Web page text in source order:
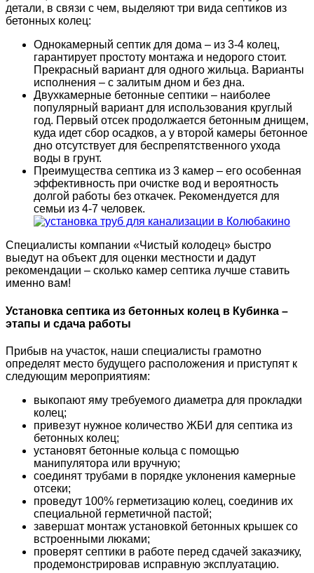
детали, в связи с чем, выделяют три вида септиков из
бетонных колец:
Однокамерный септик для дома – из 3-4 колец,
гарантирует простоту монтажа и недорого стоит.
Прекрасный вариант для одного жильца. Варианты
исполнения – с залитым дном и без дна.
Двухкамерные бетонные септики – наиболее
популярный вариант для использования круглый
год. Первый отсек продолжается бетонным днищем,
куда идет сбор осадков, а у второй камеры бетонное
дно отсутствует для беспрепятственного ухода
воды в грунт.
Преимущества септика из 3 камер – его особенная
эффективность при очистке вод и вероятность
долгой работы без откачек. Рекомендуется для
семьи из 4-7 человек.
Специалисты компании «Чистый колодец» быстро
выедут на объект для оценки местности и дадут
рекомендации – сколько камер септика лучше ставить
именно вам!
Установка септика из бетонных колец в Кубинка –
этапы и сдача работы
Прибыв на участок, наши специалисты грамотно
определят место будущего расположения и приступят к
следующим мероприятиям:
выкопают яму требуемого диаметра для прокладки
колец;
привезут нужное количество ЖБИ для септика из
бетонных колец;
установят бетонные кольца с помощью
манипулятора или вручную;
соединят трубами в порядке уклонения камерные
отсеки;
проведут 100% герметизацию колец, соединив их
специальной герметичной пастой;
завершат монтаж установкой бетонных крышек со
встроенными люками;
проверят септики в работе перед сдачей заказчику,
продемонстрировав исправную эксплуатацию.